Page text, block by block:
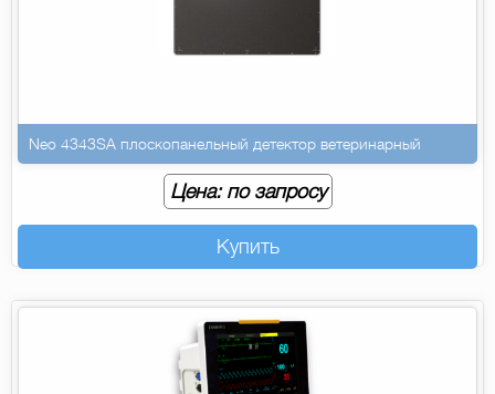
Neo 4343SA плоскопанельный детектор ветеринарный
Цена: по запросу
Купить